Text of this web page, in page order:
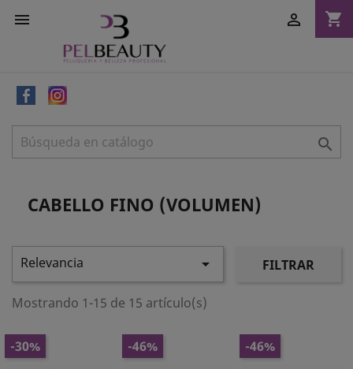
 shopping_cart


CABELLO FINO (VOLUMEN)
Relevancia  FILTRAR
Mostrando 1-15 de 15 artículo(s)
-30% -46% -46%